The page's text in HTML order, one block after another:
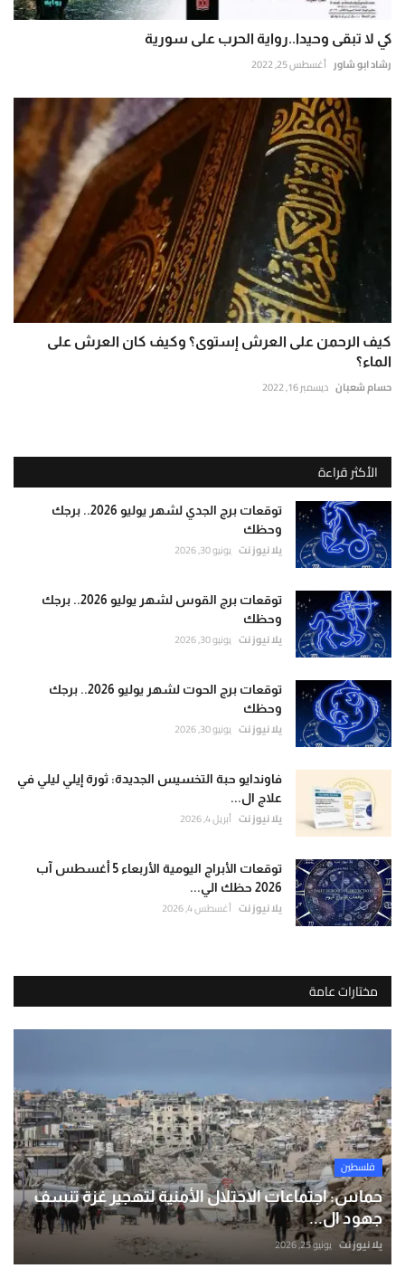
كي لا تبقى وحيدا..رواية الحرب على سورية
رشاد ابو شاور أغسطس 25, 2022
كيف الرحمن على العرش إستوى؟ وكيف كان العرش على
الماء؟
حسام شعبان ديسمبر 16, 2022
الأكثر قراءة
توقعات برج الجدي لشهر يوليو 2026.. برجك
وحظك
يلا نيوز نت يونيو 30, 2026
توقعات برج القوس لشهر يوليو 2026.. برجك
وحظك
يلا نيوز نت يونيو 30, 2026
توقعات برج الحوت لشهر يوليو 2026.. برجك
وحظك
يلا نيوز نت يونيو 30, 2026
فاوندايو حبة التخسيس الجديدة: ثورة إيلي ليلي في
علاج ال...
يلا نيوز نت أبريل 4, 2026
توقعات الأبراج اليومية الأربعاء 5 أغسطس آب
2026 حظك الي...
يلا نيوز نت أغسطس 4, 2026
مختارات عامة
فلسطين
حماس: اجتماعات الاحتلال الأمنية لتهجير غزة تنسف
جهود ال...
يلا نيوز نت يونيو 25, 2026